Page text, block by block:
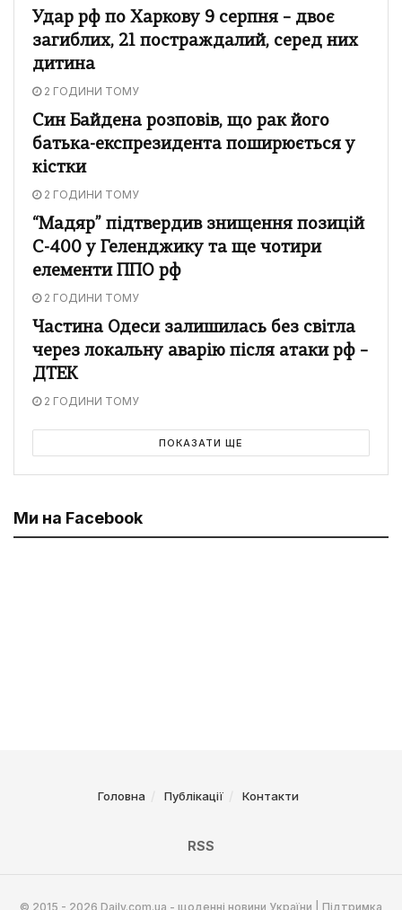
Удар рф по Харкову 9 серпня – двоє
загиблих, 21 постраждалий, серед них
дитина
2 ГОДИНИ ТОМУ
Син Байдена розповів, що рак його
батька-експрезидента поширюється у
кістки
2 ГОДИНИ ТОМУ
“Мадяр” підтвердив знищення позицій
С-400 у Геленджику та ще чотири
елементи ППО рф
2 ГОДИНИ ТОМУ
Частина Одеси залишилась без світла
через локальну аварію після атаки рф –
ДТЕК
2 ГОДИНИ ТОМУ
ПОКАЗАТИ ЩЕ
Ми на Facebook
Головна Публікації Контакти
RSS
© 2015 - 2026 Daily.com.ua - щоденні новини України | Підтримка